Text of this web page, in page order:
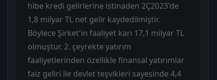
hibe kredi gelirlerine istinaden 2Ç2023'de
1,8 milyar TL net gelir kaydedilmiştir.
Böylece Şirket'in faaliyet karı 17,1 milyar TL
olmuştur. 2. çeyrekte yatırım
faaliyetlerinden özellikle finansal yatırımlar
faiz geliri ile devlet teşvikleri sayesinde 4,4